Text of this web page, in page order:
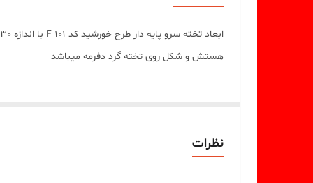
هستش و شکل روی تخته گرد دفرمه میباشد
نظرات